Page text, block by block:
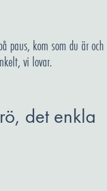
paus, kom som du är och
vi lovar.
det enkla